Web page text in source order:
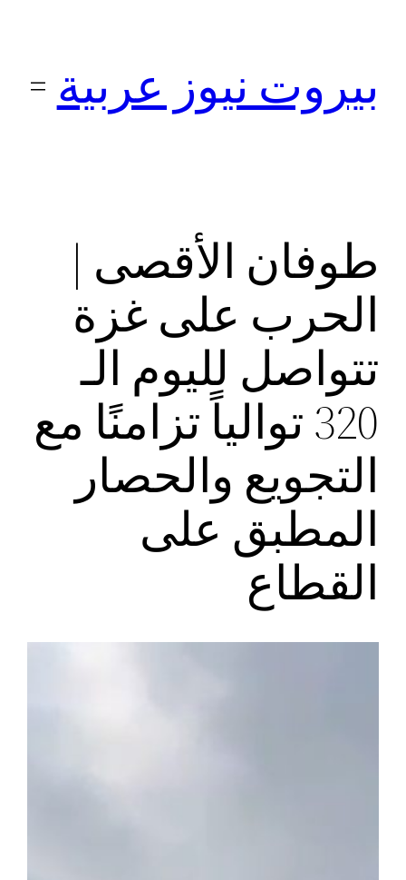
بيروت نيوز عربية
طوفان الأقصى |
الحرب على غزة
تتواصل لليوم الـ
320 توالياً تزامنًا مع
التجويع والحصار
المطبق على
القطاع